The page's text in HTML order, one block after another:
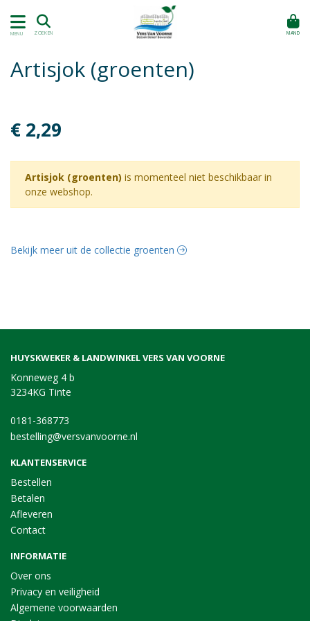
MENU ZOEKEN MAND
Artisjok (groenten)
€ 2,29
Artisjok (groenten) is momenteel niet beschikbaar in
onze webshop.
Bekijk meer uit de collectie groenten
HUYSKWEKER & LANDWINKEL VERS VAN VOORNE
Konneweg 4 b
3234KG Tinte
0181-368773
bestelling@versvanvoorne.nl
KLANTENSERVICE
Bestellen
Betalen
Afleveren
Contact
INFORMATIE
Over ons
Privacy en veiligheid
Algemene voorwaarden